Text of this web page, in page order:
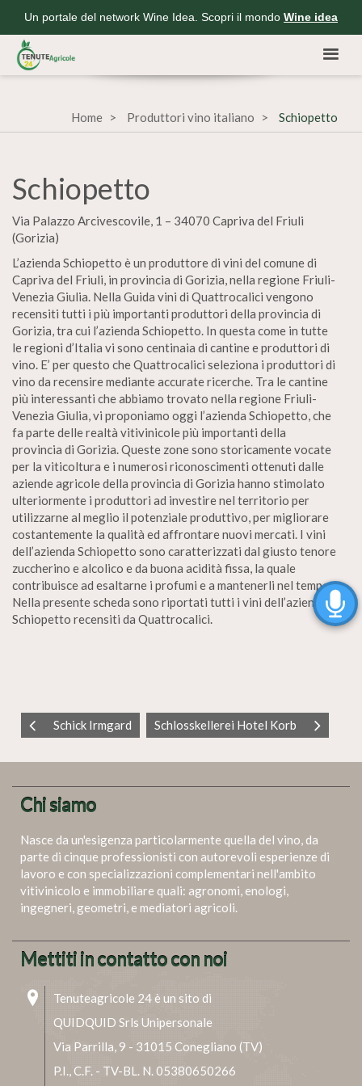
Un portale del network Wine Idea. Scopri il mondo Wine idea
Home Produttori vino italiano Schiopetto
Schiopetto
Via Palazzo Arcivescovile, 1 – 34070 Capriva del Friuli
(Gorizia)
L’azienda Schiopetto è un produttore di vini del comune di
Capriva del Friuli, in provincia di Gorizia, nella regione Friuli-
Venezia Giulia. Nella Guida vini di Quattrocalici vengono
recensiti tutti i più importanti produttori della provincia di
Gorizia, tra cui l’azienda Schiopetto. In questa come in tutte
le regioni d’Italia vi sono centinaia di cantine e produttori di
vino. E’ per questo che Quattrocalici seleziona i produttori di
vino da recensire mediante accurate ricerche. Tra le cantine
più interessanti che abbiamo trovato nella regione Friuli-
Venezia Giulia, vi proponiamo oggi l’azienda Schiopetto, che
fa parte delle realtà vitivinicole più importanti della
provincia di Gorizia. Queste zone sono storicamente vocate
per la viticoltura e i numerosi riconoscimenti ottenuti dalle
aziende agricole della provincia di Gorizia hanno stimolato
ulteriormente i produttori ad investire nel territorio per
utilizzarne al meglio il potenziale produttivo, per migliorare
costantemente la qualità ed affrontare nuovi mercati. I vini
dell’azienda Schiopetto sono caratterizzati dal giusto tenore
zuccherino e alcolico e da buona acidità fissa, la quale
contribuisce ad esaltarne i profumi e a mantenerli nel tempo.
Nella presente scheda sono riportati tutti i vini dell’azienda
Schiopetto recensiti da Quattrocalici.
Schick Irmgard Schlosskellerei Hotel Korb
Chi siamo
Nasce da un'esigenza particolarmente quella del vino, da
parte di cinque professionisti con autorevoli esperienze di
lavoro e con specializzazioni complementari nell'ambito
vitivinicolo e immobiliare quali: agronomi, enologi,
ingegneri, geometri, e mediatori agricoli.
Mettiti in contatto con noi
Tenuteagricole 24 è un sito di
QUIDQUID Srls Unipersonale
Via Parrilla, 9 - 31015 Conegliano (TV)
P.I., C.F. - TV-BL. N. 05380650266